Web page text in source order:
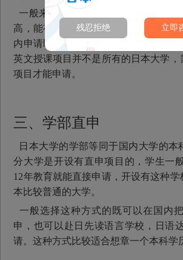
一般来说，选择英文授课的申请的适
高，能有不错标准化成绩的学生，在高
内申请即可，无需语言学校的阶段。
英文授课项目并不是所有的日本大学
项目才能申请。
三、学部直申
日本大学的学部等同于国内大学的本
分大学是开设有直申项目的，学生一
12年教育就能直接申请，开设有这种学
本比较普通的大学。
一般选择这种方式的既可以在国内
申，也可以赴日先读语言学校，日语
请。这种方式比较适合想章一个本科学
残忍拒绝 立即